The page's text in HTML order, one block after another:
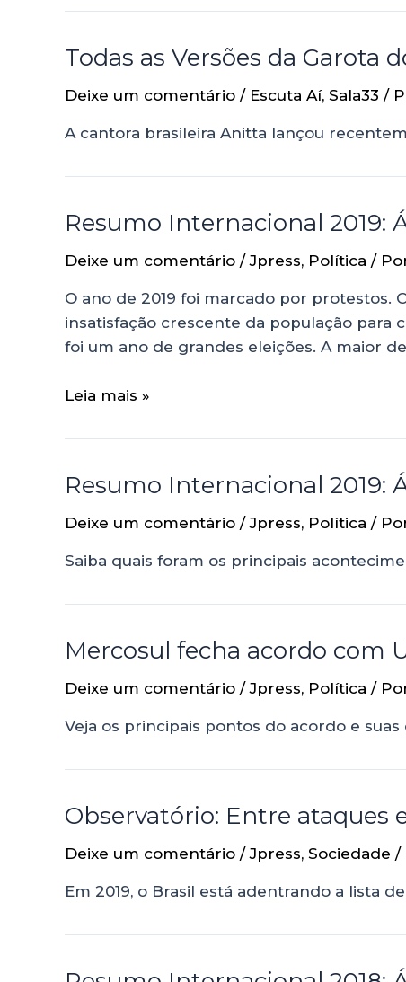
Todas as Versões da Garota
Deixe um comentário / Escuta Aí, Sala33 /
A cantora brasileira Anitta lançou
Resumo Internacional 2019:
Deixe um comentário /Jpress, Política /
O ano de 2019 foi marcado por protestos.
insatisfação crescente da população para
foi um ano de grandes eleições. A maior
Leia mais »
Resumo Internacional 2019:
Deixe um comentário /Jpress, Política /
Saiba quais foram os principais
Mercosul fecha acordo com
Deixe um comentário /Jpress, Política /
Veja os principais pontos do acordo e suas
Observatório: Entre ataques
Deixe um comentário /Jpress, Sociedade /
Em 2019, o Brasil está adentrando a lista